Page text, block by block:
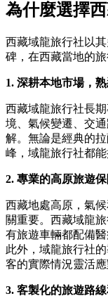
為什麼選擇
西藏域龍旅行社以
碑，在西藏當地的旅
1. 深耕本地市場，
西藏域龍旅行社長
境、氣候變遷、交
解。無論是經典的
峰，域龍旅行社都
2. 專業的高原旅遊
西藏地處高原，氣
關重要。西藏域龍
有旅遊車輛都配備
此外，域龍旅行社
客的實際情況靈活
3. 客製化的旅遊路